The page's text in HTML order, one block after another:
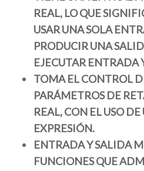
REAL, LO QUE
USAR UNA SOLA
PRODUCIR UNA
EJECUTAR ENTRADA
TOMA EL CONTROL
PARÁMETROS DE
REAL, CON EL USO
EXPRESIÓN.
ENTRADA Y SALIDA
FUNCIONES QUE